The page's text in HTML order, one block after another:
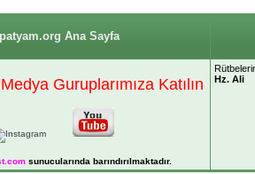
Ana Sayfa
Guruplarımıza Katılın
.comsunucularında barındırılmaktadır.
Hz. Ali